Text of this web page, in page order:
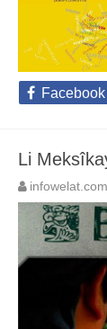
Facebook
Li
infowelat.com